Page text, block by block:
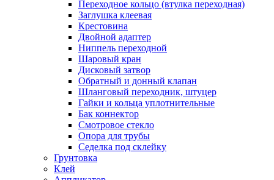
Переходное кольцо (втулка переходная)
Заглушка клеевая
Крестовина
Двойной адаптер
Ниппель переходной
Шаровый кран
Дисковый затвор
Обратный и донный клапан
Шланговый переходник, штуцер
Гайки и кольца уплотнительные
Бак коннектор
Смотровое стекло
Опора для трубы
Седелка под склейку
Грунтовка
Клей